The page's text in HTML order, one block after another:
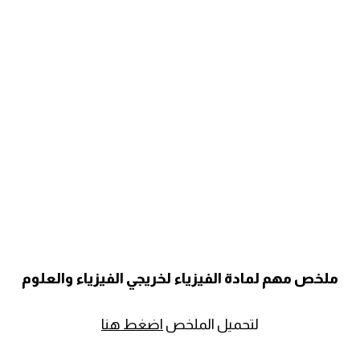
ملخص مهم لمادة الفيزياء لخريجي الفيزياء والعلوم
لتحميل الملخص اضغط هنا